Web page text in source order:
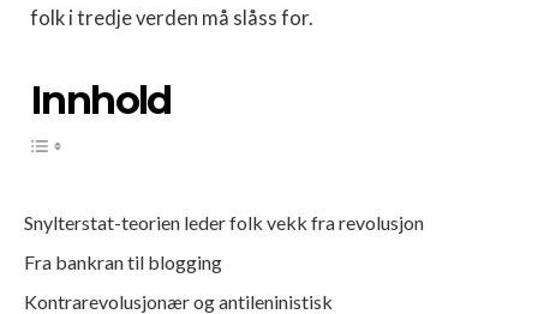
folk i tredje verden må slåss for.
Innhold
Snylterstat-teorien leder folk vekk fra revolusjon
Fra bankran til blogging
Kontrarevolusjonær og antileninistisk